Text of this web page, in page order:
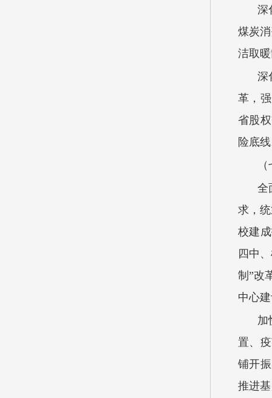
深
煤炭
洁取
深
革，
省股
险底
全
求，
校建
四中
制”改
中心
加
置、
铺开
推进